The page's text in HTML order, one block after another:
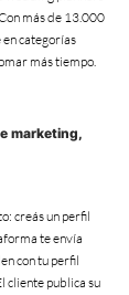
más de 13.000
categorías
más tiempo.
marketing,
creás un perfil
te envía
con tu perfil
cliente publica su